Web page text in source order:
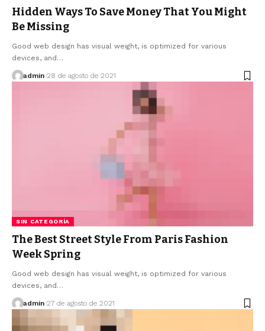
Hidden Ways To Save Money That You Might
Be Missing
Good web design has visual weight, is optimized for various
devices, and…
admin 28 de agosto de 2021
SIN CATEGORÍA
The Best Street Style From Paris Fashion
Week Spring
Good web design has visual weight, is optimized for various
devices, and…
admin 27 de agosto de 2021